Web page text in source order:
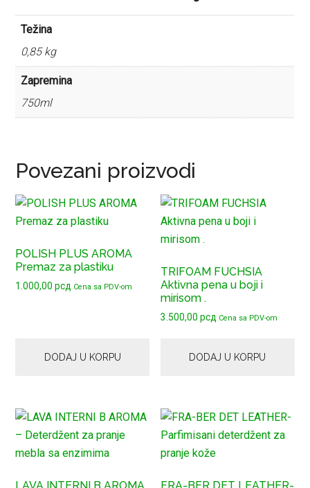
Težina
0,85 kg
Zapremina
750ml
Povezani proizvodi
POLISH PLUS AROMA
Premaz za plastiku
1.000,00рсд Cena sa PDV-om
DODAJ U KORPU
TRIFOAM FUCHSIA
Aktivna pena u boji i
mirisom .
3.500,00рсд Cena sa PDV-om
DODAJ U KORPU